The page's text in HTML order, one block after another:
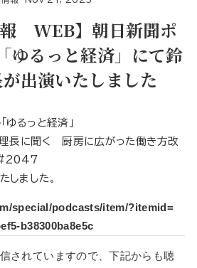
報 WEB】朝日新聞ポ
ゆるっと経済」にて鈴
出演いたしました
ゆるっと経済」
理長に聞く 厨房に広がった働き方改
#2047
ました。
special/podcasts/item/?itemid=
b38300ba8e5c
されていますので、下記からも聴